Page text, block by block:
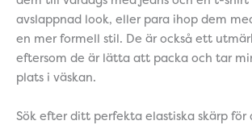
avslappnad look, eller para ihop dem
en mer formell stil. De är också ett
eftersom de är lätta att packa och tar
plats i väskan.
Sök efter ditt perfekta elastiska skärp för